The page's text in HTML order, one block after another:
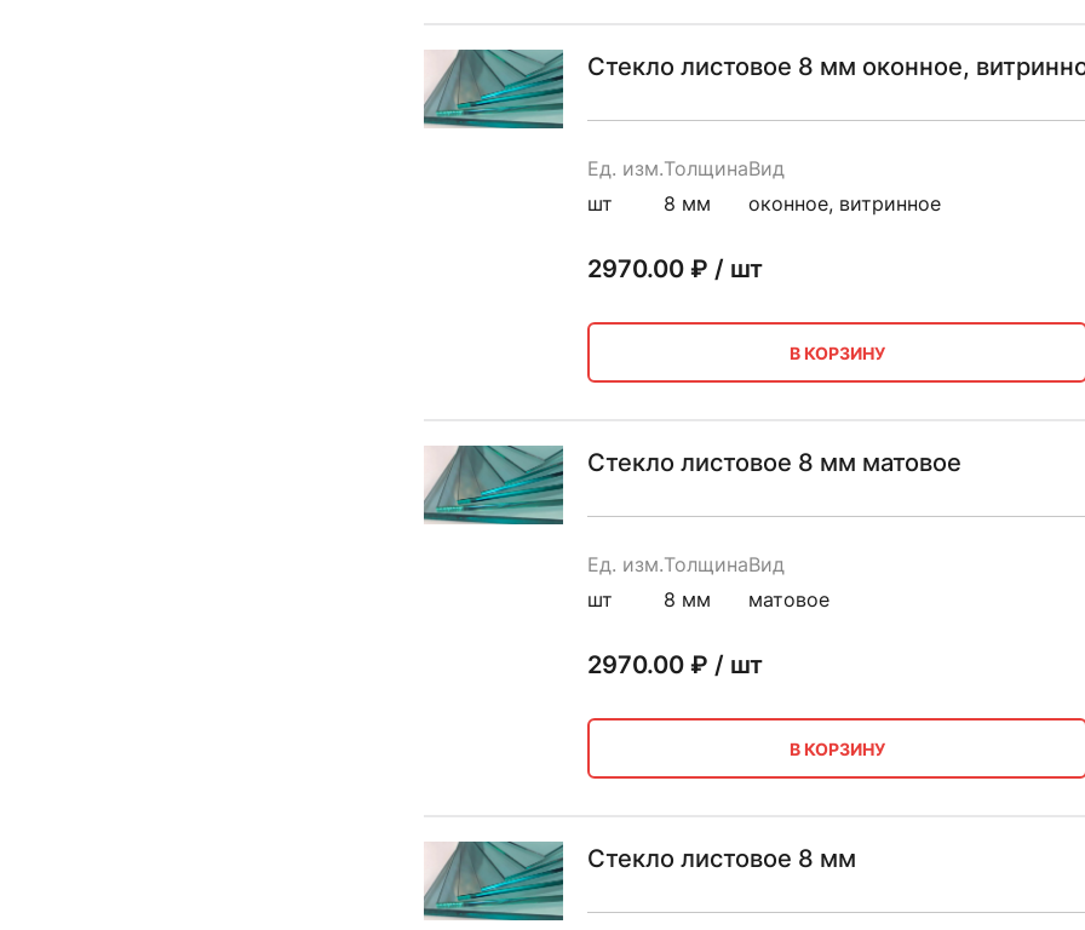
Стекло листовое 8 мм оконное,
Ед. изм.
шт
Толщина
8 мм
Вид
оконное, витринное
2970.00₽ / шт
В КОРЗИНУ
Стекло листовое 8 мм матовое
Ед. изм.
шт
Толщина
8 мм
Вид
матовое
2970.00₽ / шт
В КОРЗИНУ
Стекло листовое 8 мм